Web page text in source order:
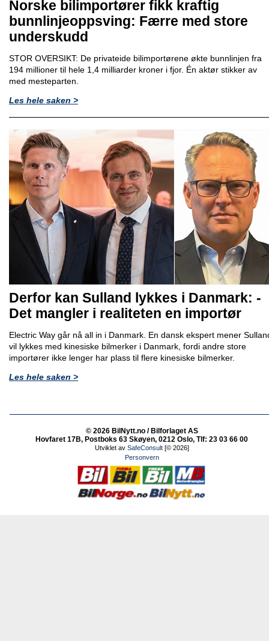
Norske bilimportører fikk kraftig
bunnlinjeoppsving: Færre med store
underskudd
STOR OVERSIKT: De privateide bilimportørene økte bunnlinjen fra
194 millioner til hele 1,4 milliarder kroner i fjor. Én aktør stikker av
med mesteparten.
Les hele saken >
Derfor kan Sulland lykkes i Danmark: -
Det mangler i realiteten en importør
Electric Way går nå all in i Danmark. En dansk ekspert mener
vil lykkes med kinesiske bilmerker i Danmark, fordi andre store
importører ikke lenger har plass til flere kinesiske bilmerker.
Les hele saken >
© 2026 BilNytt.no / Bilforlaget AS
Hovfaret 17B, Postboks 63 Skøyen, 0212 Oslo, Tlf: 23 03 66 00
Utviklet av SafeConsult[© 2026]
Personvern